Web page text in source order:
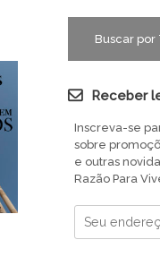
Buscar por
Receber
Inscreva-se
sobre
e outras
Razão Para